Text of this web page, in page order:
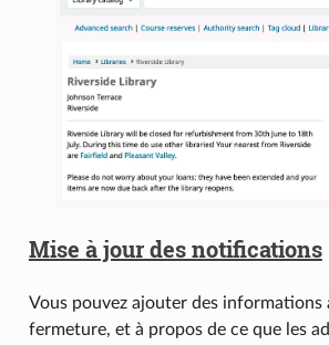
Mise à jour des notifications
Vous pouvez ajouter des informations
fermeture, et à propos de ce que les